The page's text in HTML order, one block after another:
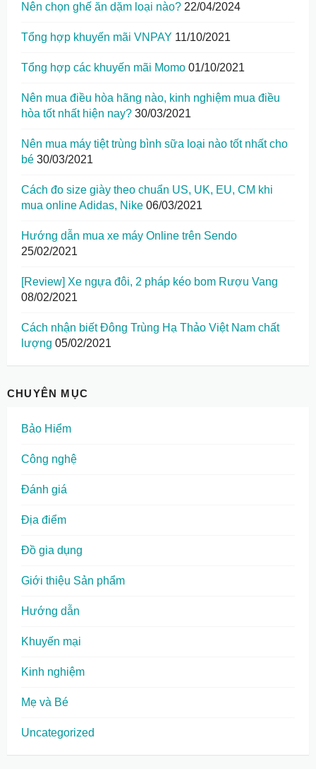
Nên chọn ghế ăn dặm loại nào? 22/04/2024
Tổng hợp khuyến mãi VNPAY 11/10/2021
Tổng hợp các khuyến mãi Momo 01/10/2021
Nên mua điều hòa hãng nào, kinh nghiệm mua điều
hòa tốt nhất hiện nay? 30/03/2021
Nên mua máy tiệt trùng bình sữa loại nào tốt nhất cho
bé 30/03/2021
Cách đo size giày theo chuẩn US, UK, EU, CM khi
mua online Adidas, Nike 06/03/2021
Hướng dẫn mua xe máy Online trên Sendo
25/02/2021
[Review] Xe ngựa đôi, 2 pháp kéo bom Rượu Vang
08/02/2021
Cách nhận biết Đông Trùng Hạ Thảo Việt Nam chất
lượng 05/02/2021
CHUYÊN MỤC
Bảo Hiểm
Công nghệ
Đánh giá
Địa điểm
Đồ gia dụng
Giới thiệu Sản phẩm
Hướng dẫn
Khuyến mại
Kinh nghiệm
Mẹ và Bé
Uncategorized